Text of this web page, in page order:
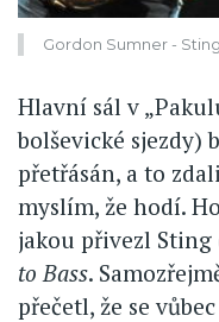
Gordon Sumner -
Hlavní sál v
bolševické sjezdy)
přetřásán, a to
myslím, že hodí.
jakou přivezl
to Bass.
přečetl, že se